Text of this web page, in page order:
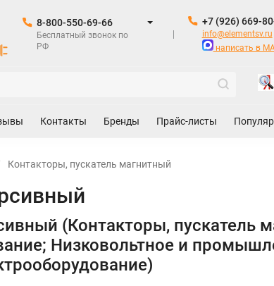
8-800-550-69-66
Бесплатный звонок по
РФ
+7 (926) 669-
info@elementsv.ru
написать в
Контакты Бренды Прайс-листы
Контакторы, пускатель магнитный
(Контакторы, пускатель
Низковольтное и